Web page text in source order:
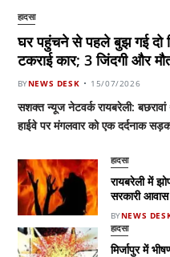
हादसा
घर पहुंचने से पहले बुझ गई दो
टकराई कार; 3 जिंदगी और
BYNEWS DESK 15/07/2026
सशक्त न्यूज नेटवर्क रायबरेली:
हाईवे पर मंगलवार को एक दर्दनाक
हादसा
रायबरेली में
सरकारी
BYNEWS
हादसा
मिर्जापुर में